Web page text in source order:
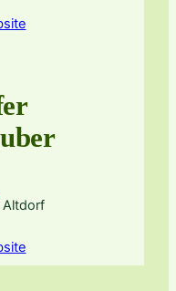
Altdorf